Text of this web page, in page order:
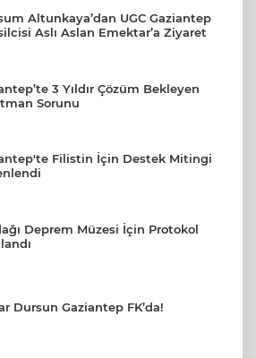
Altunkaya’dan UGC Gaziantep
Aslı Aslan Emektar’a Ziyaret
3 Yıldır Çözüm Bekleyen
Sorunu
Filistin İçin Destek Mitingi
Deprem Müzesi İçin Protokol
Dursun Gaziantep FK’da!